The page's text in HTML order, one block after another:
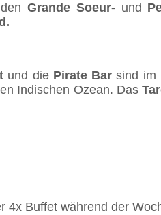
Grande Soeur-und
und die Pirate Bar sind im
Indischen Ozean. Das
4x Buffet während der